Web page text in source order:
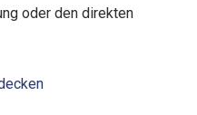
oder den direkten